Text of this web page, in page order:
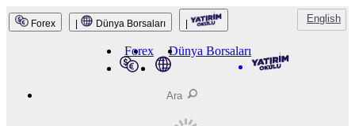
QNB Invest
Forex Dünya Borsaları English
Forex Dünya Borsaları